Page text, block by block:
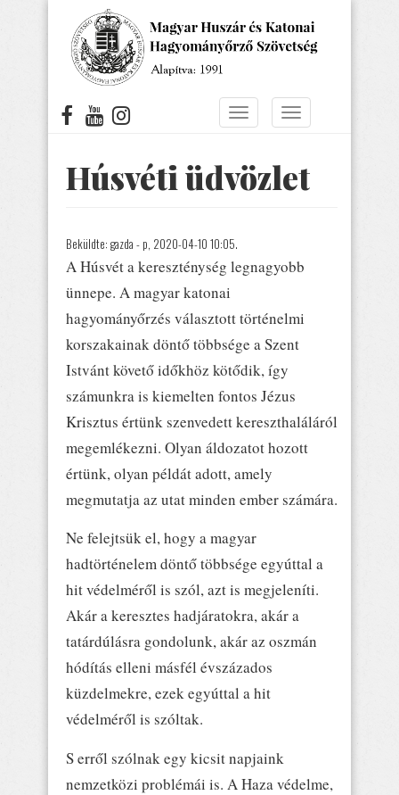
Navigáció
Navigáció
Húsvéti üdvözlet
Beküldte: gazda - p, 2020-04-10 10:05.
A Húsvét a kereszténység legnagyobb
ünnepe. A magyar katonai
hagyományőrzés választott történelmi
korszakainak döntő többsége a Szent
Istvánt követő időkhöz kötődik, így
számunkra is kiemelten fontos Jézus
Krisztus értünk szenvedett kereszthaláláról
megemlékezni. Olyan áldozatot hozott
értünk, olyan példát adott, amely
megmutatja az utat minden ember számára.
Ne felejtsük el, hogy a magyar
hadtörténelem döntő többsége egyúttal a
hit védelméről is szól, azt is megjeleníti.
Akár a keresztes hadjáratokra, akár a
tatárdúlásra gondolunk, akár az oszmán
hódítás elleni másfél évszázados
küzdelmekre, ezek egyúttal a hit
védelméről is szóltak.
S erről szólnak egy kicsit napjaink
nemzetközi problémái is. A Haza védelme,